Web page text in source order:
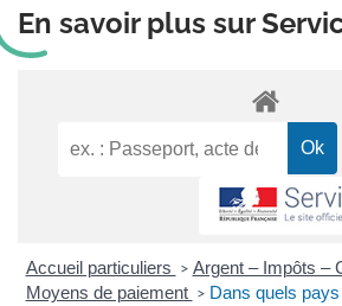
En savoir plus sur
Accueil particuliers > Argent – Impôts –
Moyens de paiement > Dans quels